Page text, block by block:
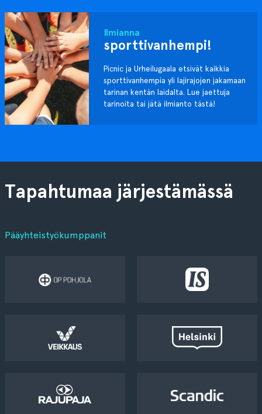
Ilmianna
sporttivanhempi!
Picnic ja Urheilugaala etsivät kaikkia
sporttivanhempia yli lajirajojen jakamaan
tarinan kentän laidalta. Lue jaettuja
tarinoita tai jätä ilmianto tästä!
Tapahtumaa järjestämässä
Pääyhteistyökumppanit